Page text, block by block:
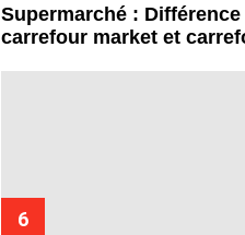
Supermarché :
carrefour market et